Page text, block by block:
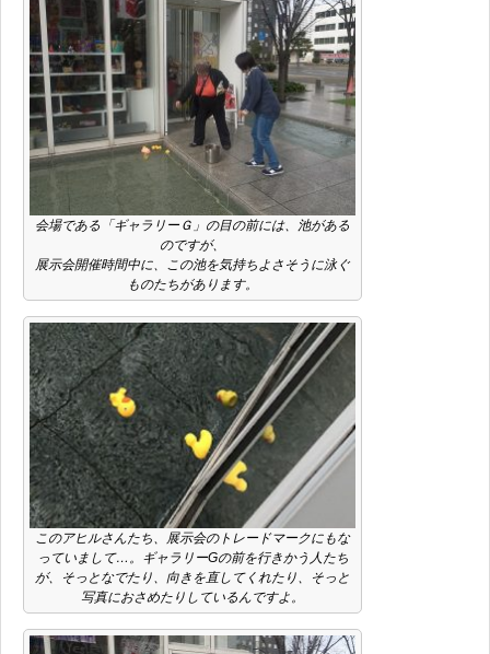
会場である「ギャラリーＧ」の目の前には、池がある
のですが、
展示会開催時間中に、この池を気持ちよさそうに泳ぐ
ものたちがあります。
このアヒルさんたち、展示会のトレードマークにもな
っていまして…。ギャラリーGの前を行きかう人たち
が、そっとなでたり、向きを直してくれたり、そっと
写真におさめたりしているんですよ。